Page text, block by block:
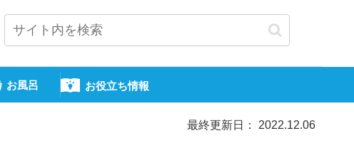
お風呂 お役立ち情報
最終更新日： 2022.12.06